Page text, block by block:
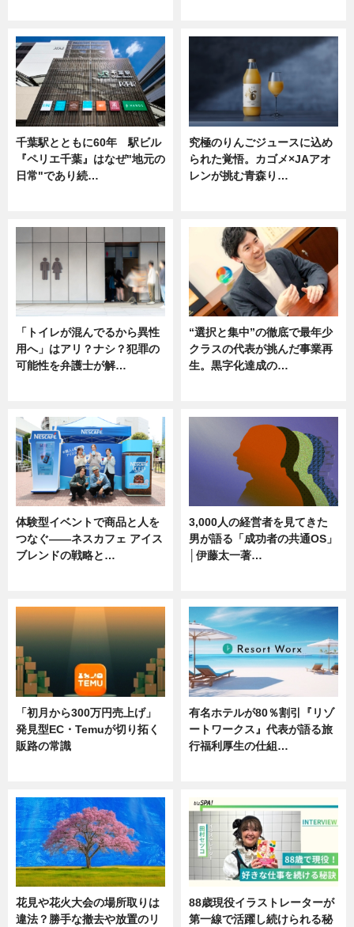
千葉駅とともに60年 駅ビル
『ペリエ千葉』はなぜ"地元の
日常"であり続…
究極のりんごジュースに込め
られた覚悟。カゴメ×JAアオ
レンが挑む青森り…
「トイレが混んでるから異性
用へ」はアリ？ナシ？犯罪の
可能性を弁護士が解…
“選択と集中”の徹底で最年少
クラスの代表が挑んだ事業再
生。黒字化達成の…
体験型イベントで商品と人を
つなぐ――ネスカフェ アイス
ブレンドの戦略と…
3,000人の経営者を見てきた
男が語る「成功者の共通OS」
│伊藤太一著…
「初月から300万円売上げ」
発見型EC・Temuが切り拓く
販路の常識
有名ホテルが80％割引『リゾ
ートワークス』代表が語る旅
行福利厚生の仕組…
花見や花火大会の場所取りは
違法？勝手な撤去や放置のリ
88歳現役イラストレーターが
第一線で活躍し続けられる秘